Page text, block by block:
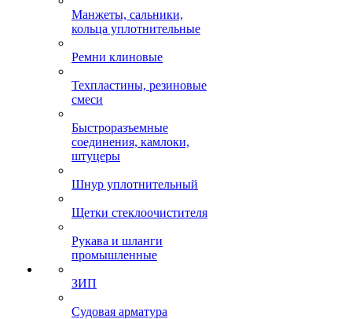
Манжеты, сальники,
кольца уплотнительные
Ремни клиновые
Техпластины, резиновые
смеси
Быстроразъемные
соединения, камлоки,
штуцеры
Шнур уплотнительный
Щетки стеклоочистителя
Рукава и шланги
промышленные
ЗИП
Судовая арматура